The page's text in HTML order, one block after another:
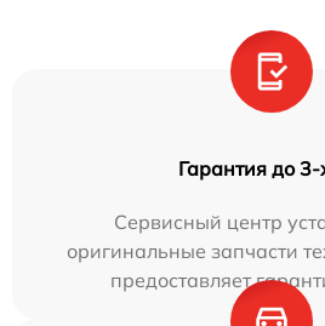
Гарантия до 3-
Сервисный центр
оригинальные запчасти
предоставляет